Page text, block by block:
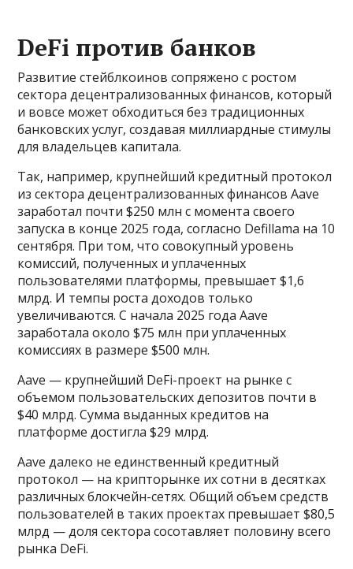
DeFi против банков
Развитие стейблкоинов сопряжено с ростом
сектора децентрализованных финансов, который
и вовсе может обходиться без традиционных
банковских услуг, создавая миллиардные стимулы
для владельцев капитала.
Так, например, крупнейший кредитный протокол
из сектора децентрализованных финансов Aave
заработал почти $250 млн с момента своего
запуска в конце 2025 года, согласно Defillama на 10
сентября. При том, что совокупный уровень
комиссий, полученных и уплаченных
пользователями платформы, превышает $1,6
млрд. И темпы роста доходов только
увеличиваются. С начала 2025 года Aave
заработала около $75 млн при уплаченных
комиссиях в размере $500 млн.
Aave — крупнейший DeFi-проект на рынке с
объемом пользовательских депозитов почти в
$40 млрд. Сумма выданных кредитов на
платформе достигла $29 млрд.
Aave далеко не единственный кредитный
протокол — на крипторынке их сотни в десятках
различных блокчейн-сетях. Общий объем средств
пользователей в таких проектах превышает $80,5
млрд — доля сектора сосотавляет половину всего
рынка DeFi.